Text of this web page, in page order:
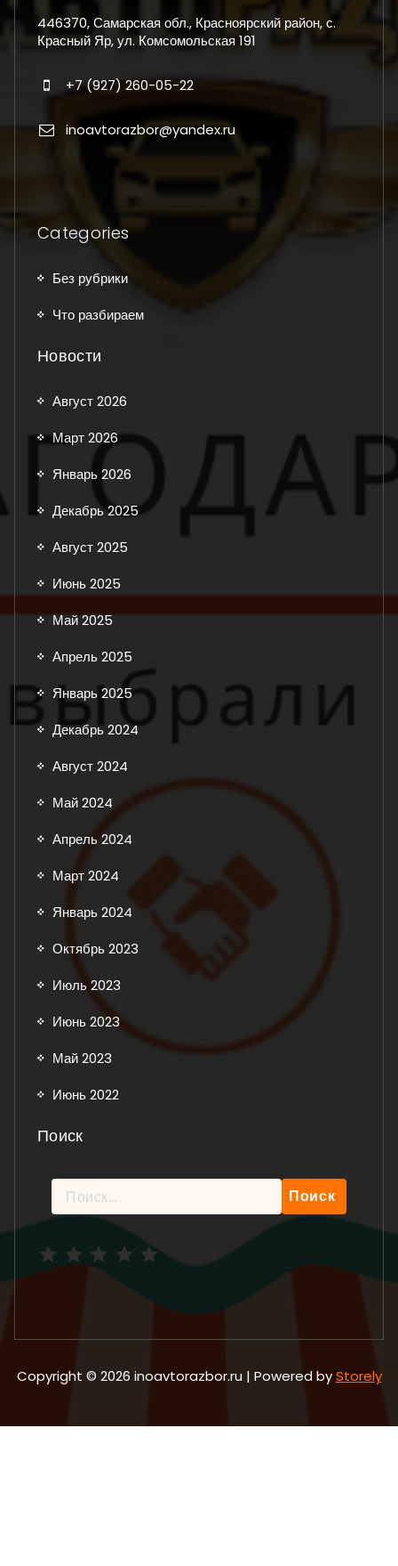
446370, Самарская обл., Красноярский район, с.
Красный Яр, ул. Комсомольская 191
+7 (927) 260-05-22
inoavtorazbor@yandex.ru
Categories
Без рубрики
Что разбираем
Новости
Август 2026
Март 2026
Январь 2026
Декабрь 2025
Август 2025
Июнь 2025
Май 2025
Апрель 2025
Январь 2025
Декабрь 2024
Август 2024
Май 2024
Апрель 2024
Март 2024
Январь 2024
Октябрь 2023
Июль 2023
Июнь 2023
Май 2023
Июнь 2022
Поиск
Найти:
Copyright © 2026 inoavtorazbor.ru | Powered byStorely